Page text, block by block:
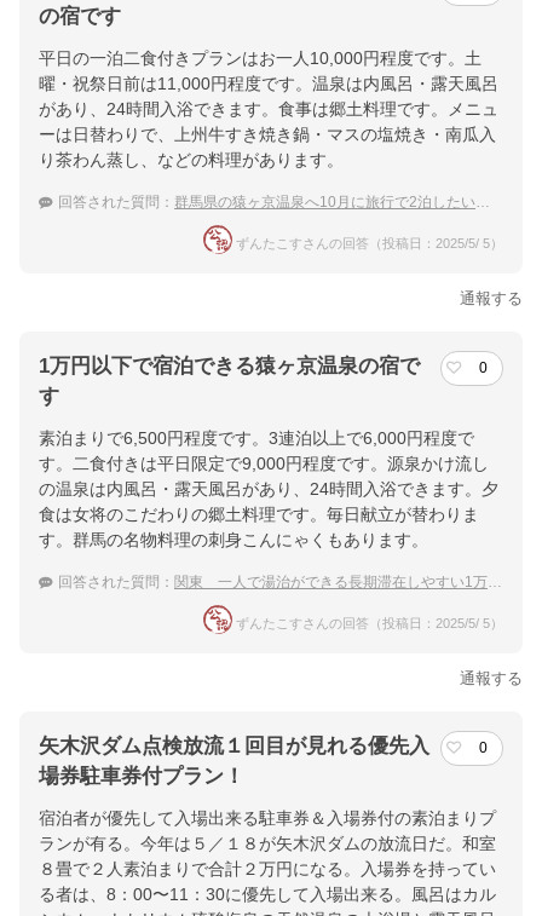
の宿です
平日の一泊二食付きプランはお一人10,000円程度です。土
曜・祝祭日前は11,000円程度です。温泉は内風呂・露天風呂
があり、24時間入浴できます。食事は郷土料理です。メニュ
ーは日替わりで、上州牛すき焼き鍋・マスの塩焼き・南瓜入
り茶わん蒸し、などの料理があります。
回答された質問： 群馬県の猿ヶ京温泉へ10月に旅行で2泊したいです。1泊10,000円以下のおすすめを教えて！
ずんたこすさんの回答（投稿日：2025/5/ 5）
通報する
1万円以下で宿泊できる猿ヶ京温泉の宿で
す
0
素泊まりで6,500円程度です。3連泊以上で6,000円程度で
す。二食付きは平日限定で9,000円程度です。源泉かけ流し
の温泉は内風呂・露天風呂があり、24時間入浴できます。夕
食は女将のこだわりの郷土料理です。毎日献立が替わりま
す。群馬の名物料理の刺身こんにゃくもあります。
回答された質問： 関東 一人で湯治ができる長期滞在しやすい1万円以下の宿
ずんたこすさんの回答（投稿日：2025/5/ 5）
通報する
矢木沢ダム点検放流１回目が見れる優先入
場券駐車券付プラン！
0
宿泊者が優先して入場出来る駐車券＆入場券付の素泊まりプ
ランが有る。今年は５／１８が矢木沢ダムの放流日だ。和室
８畳で２人素泊まりで合計２万円になる。入場券を持ってい
る者は、8：00〜11：30に優先して入場出来る。風呂はカル